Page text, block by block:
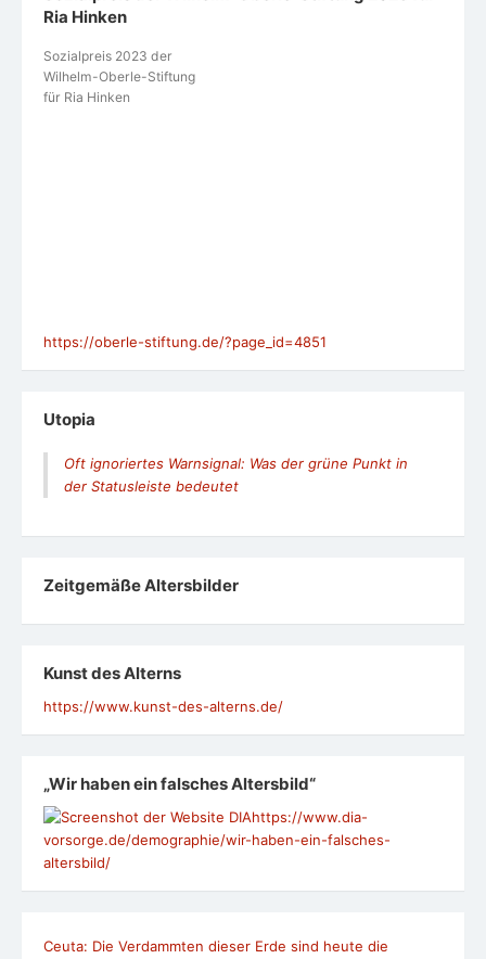
Ria Hinken
Sozialpreis 2023 der
Wilhelm-Oberle-Stiftung
für Ria Hinken
https://oberle-stiftung.de/?page_id=4851
Utopia
Oft ignoriertes Warnsignal: Was der grüne Punkt in
der Statusleiste bedeutet
Zeit­ge­mäße Alters­bil­der
Kunst des Alterns
https://www.kunst-des-alterns.de/
„Wir haben ein falsches Altersbild“
https://www.dia-
vorsorge.de/demographie/wir-haben-ein-falsches-
altersbild/
Ceuta: Die Verdammten dieser Erde sind heute die